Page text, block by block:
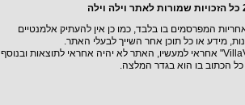
המפרסמים בו בלבד, כמו כן אין להעתיק אלמנטיים
מידע או כל תוכן אחר השייך לבעלי האתר.
כל העושה שימוש באתר "VillaVilla" אחראי למעשיו, האתר לא יהיה אחראי לתוצאות ובנוסף
כל הכתוב בו הוא בגדר המלצה.